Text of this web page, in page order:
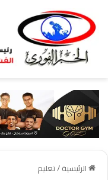
الرئيسية/تعليم